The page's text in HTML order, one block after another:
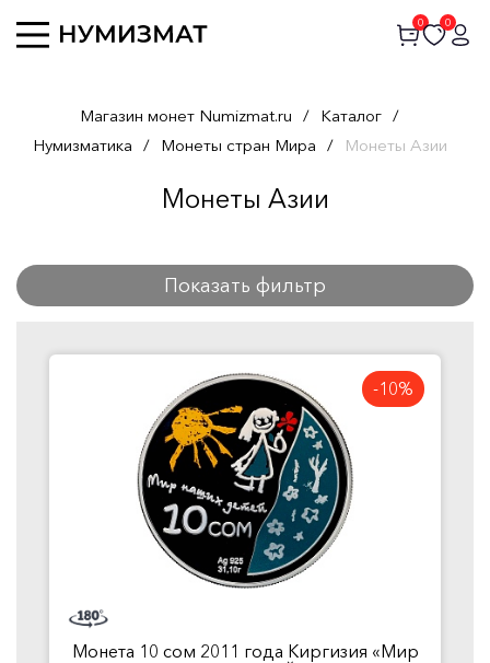
0 0
Магазин монет Numizmat.ru / Каталог /
Нумизматика / Монеты стран Мира / Монеты Азии
Монеты Азии
Показать фильтр
-10%
Монета 10 сом 2011 года Киргизия «Мир